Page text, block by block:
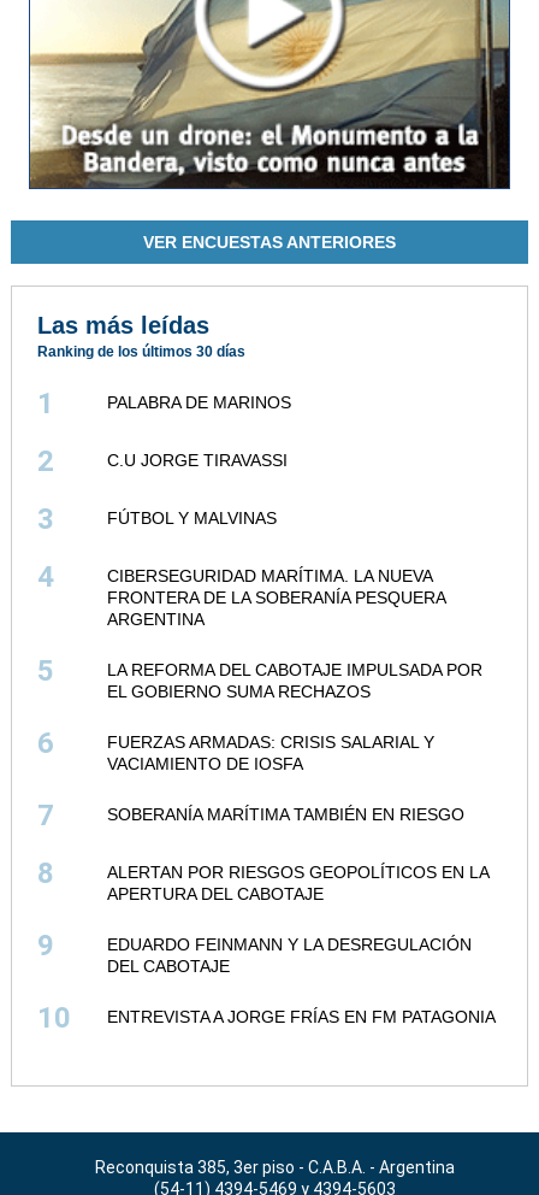
VER ENCUESTAS ANTERIORES
Las más leídas
Ranking de los últimos 30 días
1 PALABRA DE MARINOS
2 C.U JORGE TIRAVASSI
3 FÚTBOL Y MALVINAS
4
CIBERSEGURIDAD MARÍTIMA. LA NUEVA
FRONTERA DE LA SOBERANÍA PESQUERA
ARGENTINA
5
LA REFORMA DEL CABOTAJE IMPULSADA POR
EL GOBIERNO SUMA RECHAZOS
6
FUERZAS ARMADAS: CRISIS SALARIAL Y
VACIAMIENTO DE IOSFA
7 SOBERANÍA MARÍTIMA TAMBIÉN EN RIESGO
8
ALERTAN POR RIESGOS GEOPOLÍTICOS EN LA
APERTURA DEL CABOTAJE
9
EDUARDO FEINMANN Y LA DESREGULACIÓN
DEL CABOTAJE
10 ENTREVISTA A JORGE FRÍAS EN FM PATAGONIA
Reconquista 385, 3er piso - C.A.B.A. - Argentina
(54-11) 4394-5469 y 4394-5603